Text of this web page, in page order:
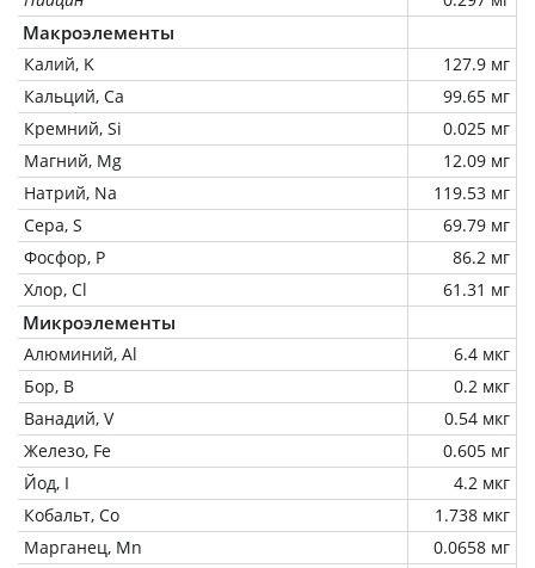
Макроэлементы
Калий, K
127.9 мг
Кальций, Ca
99.65 мг
Кремний, Si
0.025 мг
Магний, Mg
12.09 мг
Натрий, Na
119.53 мг
Сера, S
69.79 мг
Фосфор, P
86.2 мг
Хлор, Cl
61.31 мг
Микроэлементы
Алюминий, Al
6.4 мкг
Бор, B
0.2 мкг
Ванадий, V
0.54 мкг
Железо, Fe
0.605 мг
Йод, I
4.2 мкг
Кобальт, Co
1.738 мкг
Марганец, Mn
0.0658 мг